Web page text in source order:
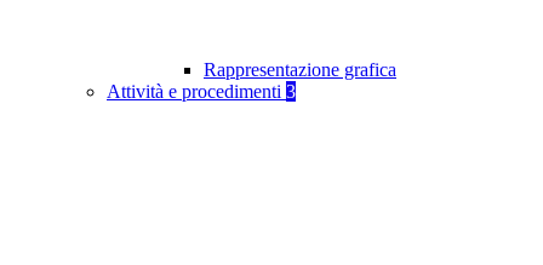
Rappresentazione grafica
Attività e procedimenti 3